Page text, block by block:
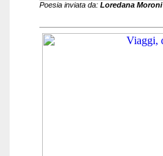
Poesia inviata da: Loredana Moroni